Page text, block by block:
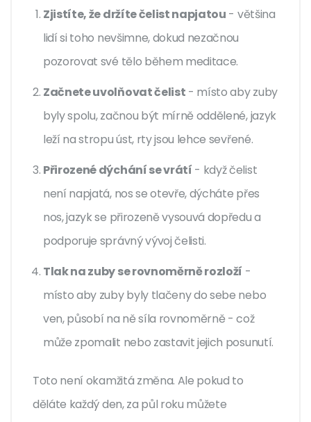
Zjistíte, že držíte čelist napjatou - většina
lidí si toho nevšimne, dokud nezačnou
pozorovat své tělo během meditace.
Začnete uvolňovat čelist - místo aby zuby
byly spolu, začnou být mírně oddělené, jazyk
leží na stropu úst, rty jsou lehce sevřené.
Přirozené dýchání se vrátí - když čelist
není napjatá, nos se otevře, dýcháte přes
nos, jazyk se přirozeně vysouvá dopředu a
podporuje správný vývoj čelisti.
Tlak na zuby se rovnoměrně rozloží -
místo aby zuby byly tlačeny do sebe nebo
ven, působí na ně síla rovnoměrně - což
může zpomalit nebo zastavit jejich posunutí.
Toto není okamžitá změna. Ale pokud to
děláte každý den, za půl roku můžete